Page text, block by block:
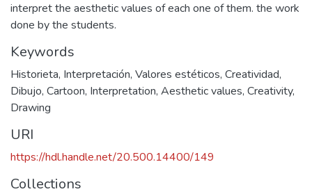
interpret the aesthetic values of each one of them. the work
done by the students.
Keywords
Historieta, Interpretación, Valores estéticos, Creatividad,
Dibujo, Cartoon, Interpretation, Aesthetic values, Creativity,
Drawing
URI
https://hdl.handle.net/20.500.14400/149
Collections